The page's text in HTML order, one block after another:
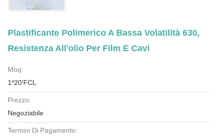
Plastificante Polimerico A Bassa Volatilità 630,
Resistenza All'olio Per Film E Cavi
Moq:
1*20'FCL
Prezzo:
Negoziabile
Termini Di Pagamento: